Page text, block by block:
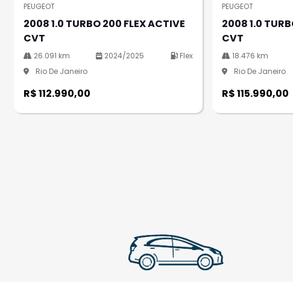
PEUGEOT
2008 1.0 TURBO 200 FLEX ACTIVE
CVT
26.091 km 2024/2025
Flex
Rio De Janeiro
R$ 112.990,00
PEUGEOT
2008 1.0
CVT
18.476 km
Rio De Janeiro
R$ 115.990,00